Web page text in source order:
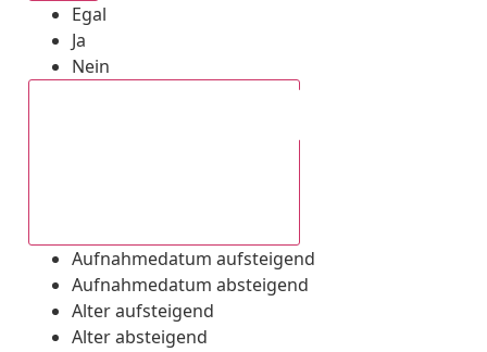
Egal
Ja
Nein
Aufnahmedatum aufsteigend
Aufnahmedatum absteigend
Alter aufsteigend
Alter absteigend